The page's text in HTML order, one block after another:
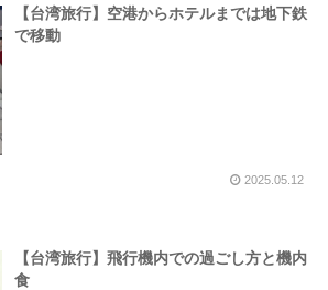
【台湾旅行】空港からホテルまでは地下鉄
で移動
2025.05.12
【台湾旅行】飛行機内での過ごし方と機内
食